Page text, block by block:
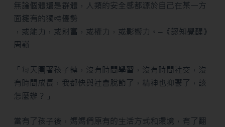
無論個體還是群體，人類的安全感都源於自己在某一方
面擁有的獨特優勢
，或能力，或財富，或權力，或影響力。–《認知覺醒》
周嶺
「每天圍著孩子轉，沒有時間學習，沒有時間社交，沒
有時間成長，我都快與社會脫節了，精神也抑鬱了，該
怎麼辦？」
當有了孩子後，媽媽們原有的生活方式和環境，有了翻